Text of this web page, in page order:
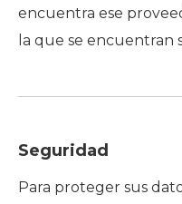
encuentra ese
la que se encuentran
Seguridad
Para proteger sus